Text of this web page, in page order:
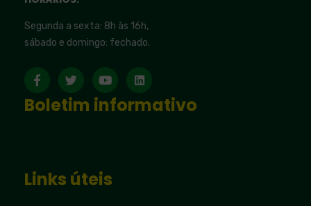
Segunda a sexta: 8h às 16h,
sábado e domingo: fechado.
Boletim informativo
Links úteis